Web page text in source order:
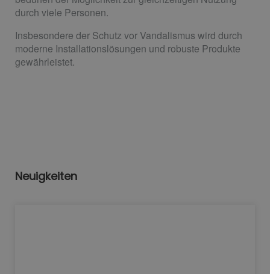
durch viele Personen.
Insbesondere der Schutz vor Vandalismus wird durch
moderne Installationslösungen und robuste Produkte
gewährleistet.
Neuigkeiten